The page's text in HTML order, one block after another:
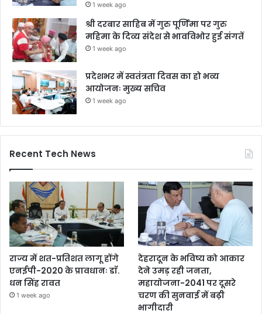
1 week ago
श्री दरबार साहिब में गुरु पूर्णिमा पर गुरु
महिमा के दिव्य संदेश से भावविभोर हुई संगतें
1 week ago
प्रदेशभर में स्वतंत्रता दिवस का हो भव्य
आयोजनः मुख्य सचिव
1 week ago
Recent Tech News
राज्य में शत-प्रतिशत लागू होंगे
एनईपी-2020 के प्रावधानः डाॅ.
धन सिंह रावत
1 week ago
देहरादून के भविष्य को आकार
देने उमड़ रही जनता,
महायोजना-2041 पर दूसरे
चरण की सुनवाई में बढ़ी
भागीदारी